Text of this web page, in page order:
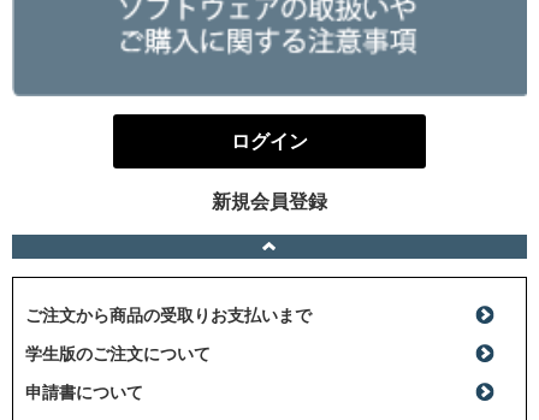
ログイン
新規会員登録
ご注文から商品の受取りお支払いまで
学生版のご注文について
申請書について